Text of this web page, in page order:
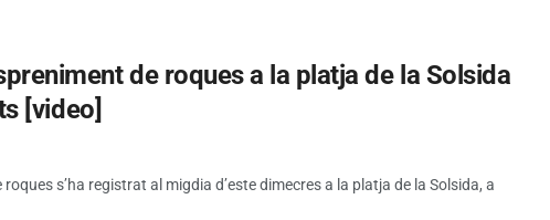
de roques a la platja de la Solsida
[video]
s’ha registrat al migdia d’este dimecres a la platja de la Solsida, a